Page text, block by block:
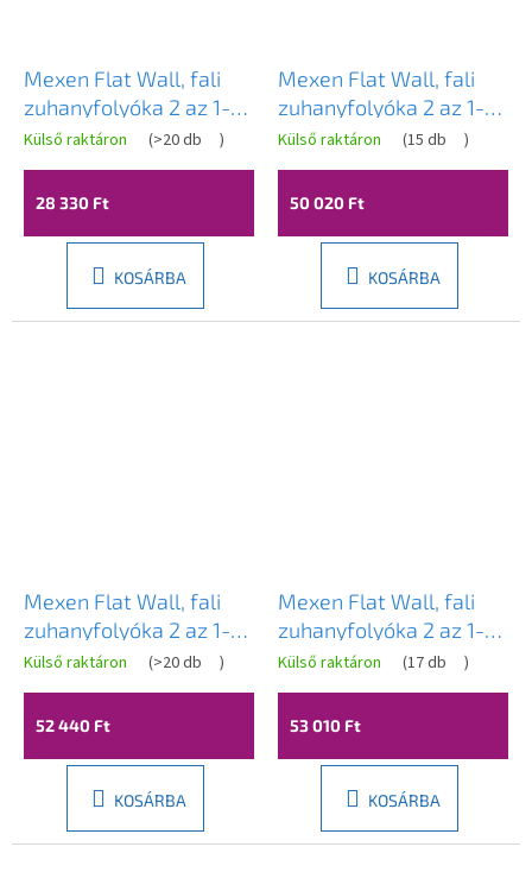
Mexen Flat Wall, fali
zuhanyfolyóka 2 az 1-
ben, 50 cm, szálcsiszolt
grafit, 1E30050
Külső raktáron (>20 db )
28 330 Ft
KOSÁRBA
Mexen Flat Wall, fali
zuhanyfolyóka 2 az 1-
ben, 120 cm, matt
arany, 1A30120
Külső raktáron (15 db )
50 020 Ft
KOSÁRBA
Mexen Flat Wall, fali
zuhanyfolyóka 2 az 1-
ben, 120 cm, rozéarany,
1630120
Külső raktáron (>20 db )
52 440 Ft
KOSÁRBA
Mexen Flat Wall, fali
zuhanyfolyóka 2 az 1-
ben, 120 cm, matt réz,
1C30120
Külső raktáron (17 db )
53 010 Ft
KOSÁRBA